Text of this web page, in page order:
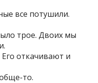
все потушили.
трое. Двоих мы
Его откачивают и
то.